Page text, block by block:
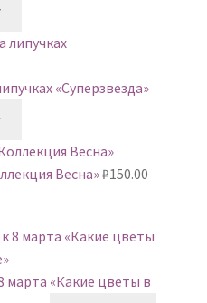
«Суперзвезда»
Весна»₽150.00
марта «Какие цветы в